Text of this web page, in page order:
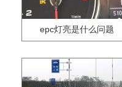
epc灯亮是什么问题